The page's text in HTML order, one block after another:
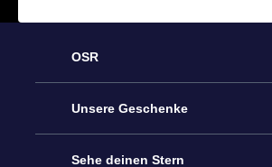
OSR
Service
Kontakt
Unsere Geschenke
Sterne schenken
Sehe deinen Stern